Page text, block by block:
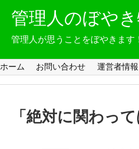
管理人のぼやき
管理人が思うことをぼやきます
ホーム お問い合わせ 運営者情報
「 絶対に関わっ